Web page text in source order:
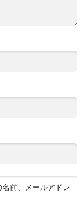
前、メールアドレ